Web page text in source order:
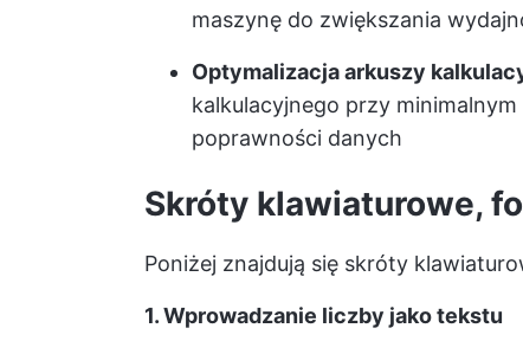
maszynę do zwiększania
Optymalizacja arkuszy
kalkulacyjnego przy
poprawności danych
Skróty klawiaturowe,
Poniżej znajdują się skróty
1. Wprowadzanie liczby jako tekstu